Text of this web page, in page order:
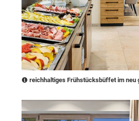
reichhaltiges Frühstücksbüffet im neu